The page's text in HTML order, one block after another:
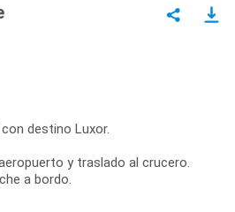
destino Luxor.
y traslado al crucero.
a bordo.